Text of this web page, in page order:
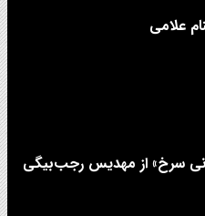
علامی
سرخ» از مهدیس رجب‌بیگی